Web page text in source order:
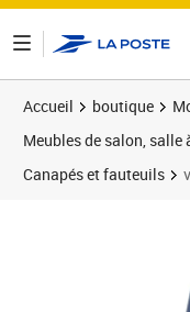
Accueil boutique
Meubles de salon, salle
Canapés et fauteuils